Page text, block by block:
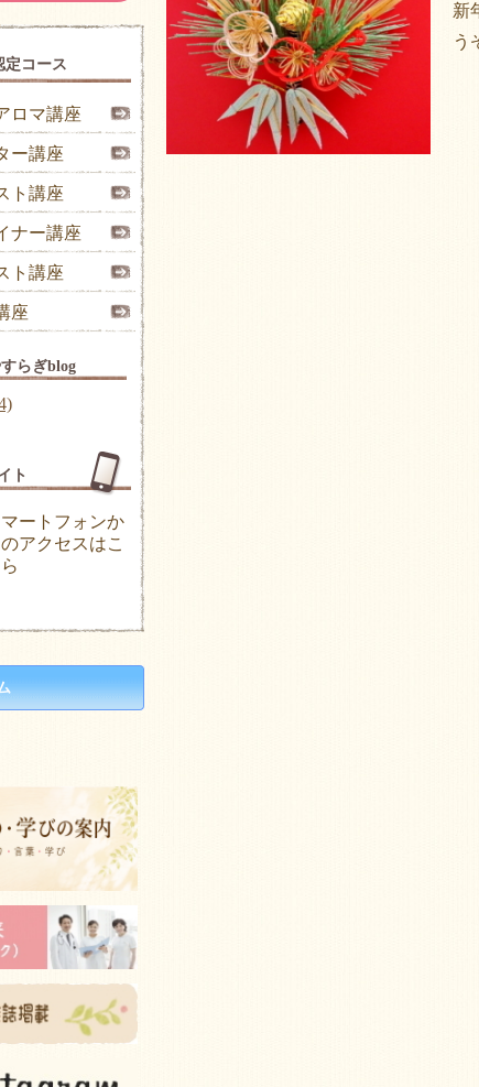
新
う
定コース
ロマ講座
ー講座
ト講座
ナー講座
ト講座
座
らぎblog
ト
ートフォンか
アクセスはこ